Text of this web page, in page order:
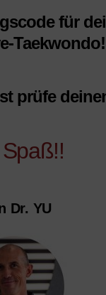
für
Taekwondo!
prüfe
Dr. YU